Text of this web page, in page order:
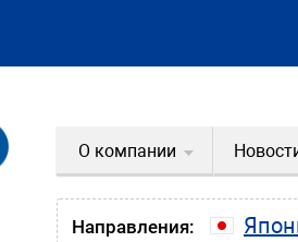
О компании
Направления: